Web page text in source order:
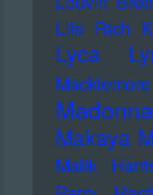
Life Rich
Lyca
Macklemore
Madonna
Makaya
Malik